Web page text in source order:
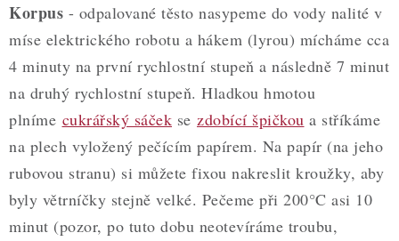
Korpus - odpalované těsto nasypeme do vody nalité v
míse elektrického robotu a hákem (lyrou) mícháme cca
4 minuty na první rychlostní stupeň a následně 7 minut
na druhý rychlostní stupeň. Hladkou hmotou
plníme cukrářský sáček se zdobící špičkou a stříkáme
na plech vyložený pečícím papírem. Na papír (na jeho
rubovou stranu) si můžete fixou nakreslit kroužky, aby
byly větrníčky stejně velké. Pečeme při 200°C asi 10
minut (pozor, po tuto dobu neotevíráme troubu,